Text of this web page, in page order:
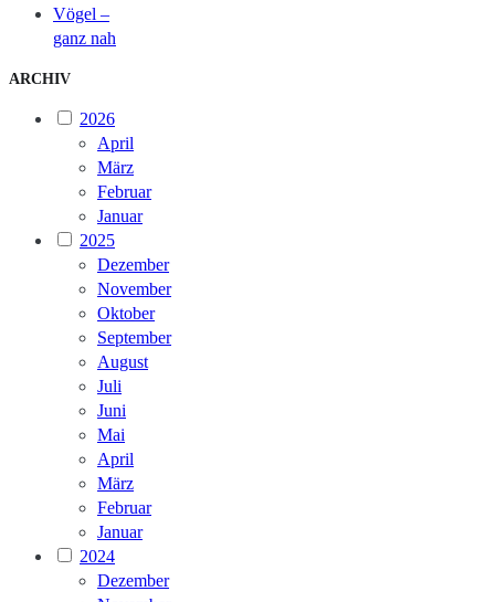
Vögel –
ganz nah
ARCHIV
2026
April
März
Februar
Januar
2025
Dezember
November
Oktober
September
August
Juli
Juni
Mai
April
März
Februar
Januar
2024
Dezember